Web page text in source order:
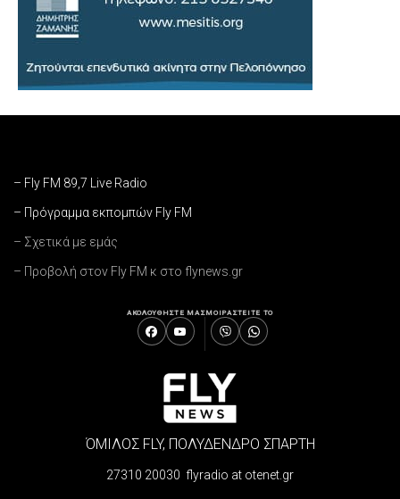
– Fly FM 89,7 Live Radio
– Πρόγραμμα εκπομπών Fly FM
– Σχετικά με εμάς
– Προβολή στον Fly FM κ στο flynews.gr
ΑΚΟΛΟΥΘΗΣΤΕ ΜΑΣΜΟΙΡΑΣΤΕΙΤΕ ΤΟ
ΌΜΙΛΟΣ FLY, ΠΟΛΥΔΕΝΔΡΟ ΣΠΑΡΤΗ
27310 20030 flyradio at otenet.gr